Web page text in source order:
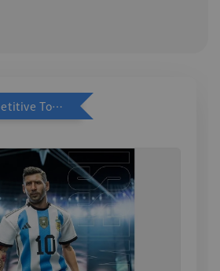
加購優惠【Competitive Toys 梅西 [CM001]】